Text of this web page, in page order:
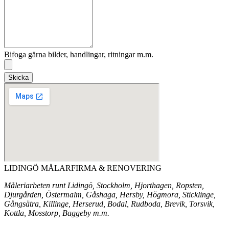
Bifoga gärna bilder, handlingar, ritningar m.m.
Skicka
LIDINGÖ MÅLARFIRMA & RENOVERING
Måleriarbeten runt Lidingö, Stockholm, Hjorthagen, Ropsten,
Djurgården, Östermalm, Gåshaga, Hersby, Högmora, Sticklinge,
Gångsätra, Killinge, Herserud, Bodal, Rudboda, Brevik, Torsvik,
Kottla, Mosstorp, Baggeby m.m.